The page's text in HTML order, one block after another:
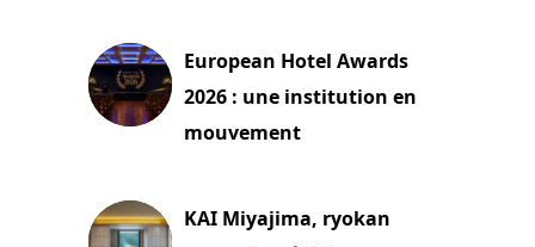
European Hotel Awards
2026 : une institution en
mouvement
KAI Miyajima, ryokan